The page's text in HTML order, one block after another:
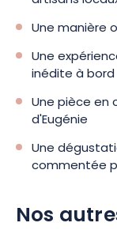
Une manière
Une
inédite à bord
Une pièce en
d'Eugénie
Une
commentée
Nos